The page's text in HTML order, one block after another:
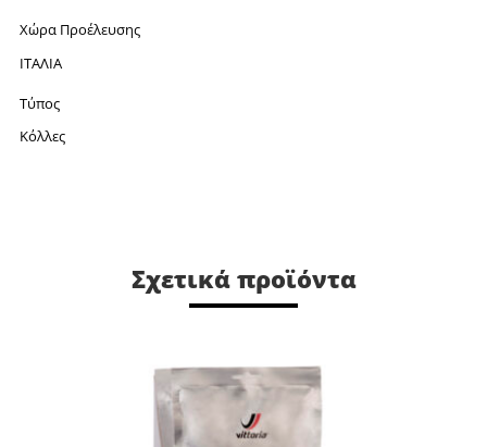
Χώρα Προέλευσης
ΙΤΑΛΙΑ
Τύπος
Κόλλες
Σχετικά προϊόντα